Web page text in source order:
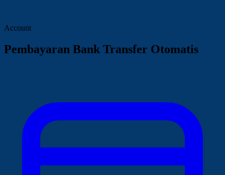
Account
Pembayaran Bank Transfer Otomatis